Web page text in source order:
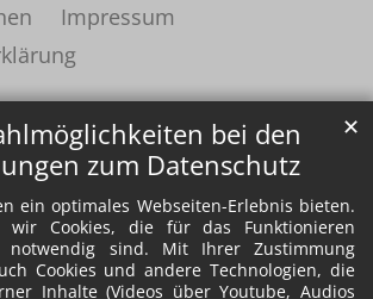
bei den
zum Datenschutz
ein optimales Webseiten-Erlebnis bieten.
wir Cookies, die für das Funktionieren
notwendig sind. Mit Ihrer Zustimmung
Cookies und andere Technologien, die
Inhalte (Videos über Youtube, Audios
✕
Impressum